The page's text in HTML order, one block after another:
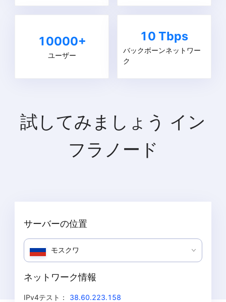
10000+
ユーザー
10 Tbps
バックボーンネットワー
ク
試してみましょう イン
フラノード
サーバーの位置
モスクワ
ネットワーク情報
IPv4テスト ： 38.60.223.158